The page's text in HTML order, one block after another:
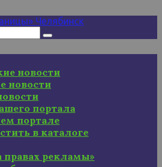
новости
новости
портала
портале
в каталоге
правах рекламы»